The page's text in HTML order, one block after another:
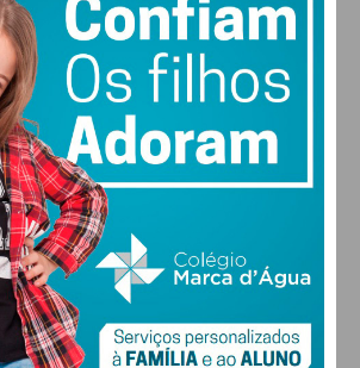
27
DOM
28°
SEG
29 °
TER